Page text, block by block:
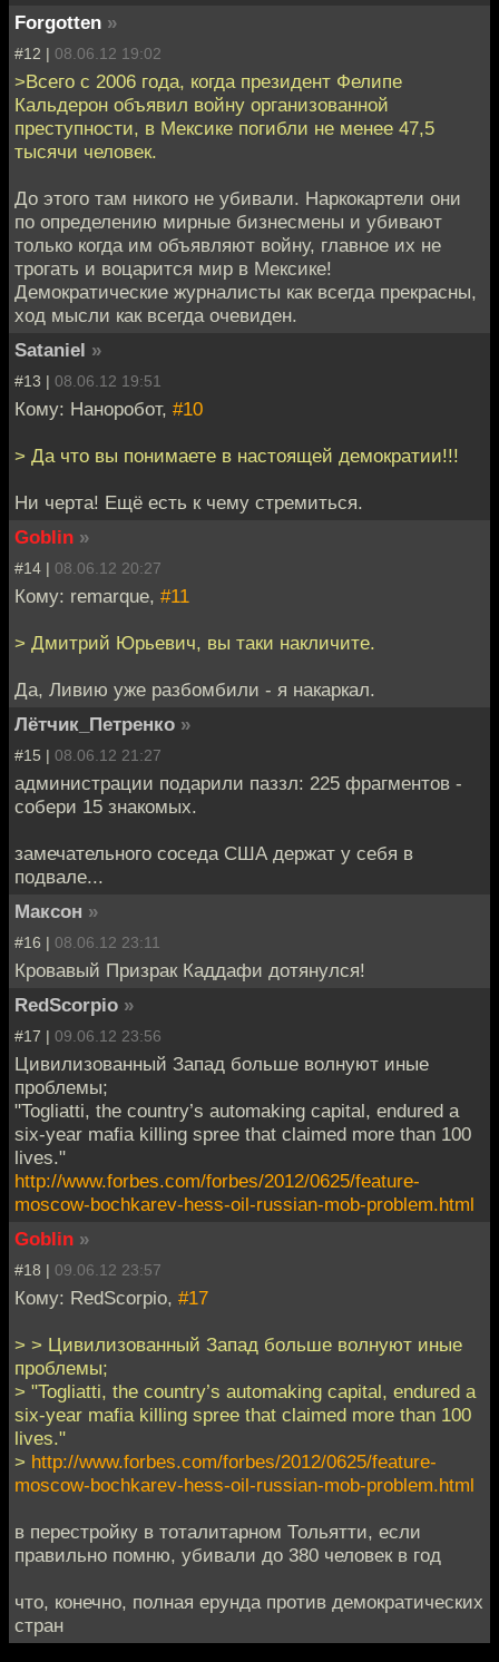
Forgotten »
#12 | 08.06.12 19:02
>Всего с 2006 года, когда президент Фелипе
Кальдерон объявил войну организованной
преступности, в Мексике погибли не менее 47,5
тысячи человек.
До этого там никого не убивали. Наркокартели они
по определению мирные бизнесмены и убивают
только когда им объявляют войну, главное их не
трогать и воцарится мир в Мексике!
Демократические журналисты как всегда прекрасны,
ход мысли как всегда очевиден.
Sataniel »
#13 | 08.06.12 19:51
Кому: Наноробот, #10
> Да что вы понимаете в настоящей демократии!!!
Ни черта! Ещё есть к чему стремиться.
Goblin »
#14 | 08.06.12 20:27
Кому: remarque, #11
> Дмитрий Юрьевич, вы таки накличите.
Да, Ливию уже разбомбили - я накаркал.
Лётчик_Петренко »
#15 | 08.06.12 21:27
администрации подарили паззл: 225 фрагментов -
собери 15 знакомых.
замечательного соседа США держат у себя в
подвале...
Максон »
#16 | 08.06.12 23:11
Кровавый Призрак Каддафи дотянулся!
RedScorpio »
#17 | 09.06.12 23:56
Цивилизованный Запад больше волнуют иные
проблемы;
"Togliatti, the country’s automaking capital, endured a
six-year mafia killing spree that claimed more than 100
lives."
http://www.forbes.com/forbes/2012/0625/feature-
moscow-bochkarev-hess-oil-russian-mob-problem.html
Goblin »
#18 | 09.06.12 23:57
Кому: RedScorpio, #17
> > Цивилизованный Запад больше волнуют иные
проблемы;
> "Togliatti, the country’s automaking capital, endured a
six-year mafia killing spree that claimed more than 100
lives."
> http://www.forbes.com/forbes/2012/0625/feature-
moscow-bochkarev-hess-oil-russian-mob-problem.html
в перестройку в тоталитарном Тольятти, если
правильно помню, убивали до 380 человек в год
что, конечно, полная ерунда против демократических
стран